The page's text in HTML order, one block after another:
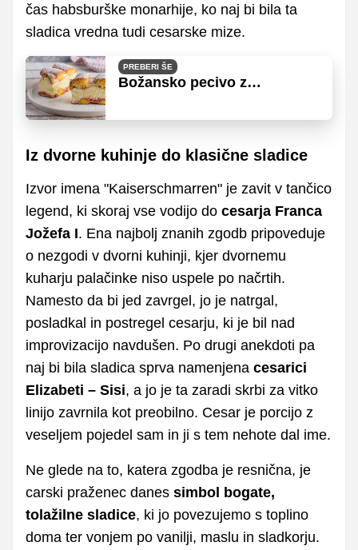
čas habsburške monarhije, ko naj bi bila ta
sladica vredna tudi cesarske mize.
PREBERI ŠE
Božansko pecivo z
Iz dvorne kuhinje do klasične sladice
Izvor imena "Kaiserschmarren" je zavit v tančico
legend, ki skoraj vse vodijo do cesarja Franca
Jožefa I. Ena najbolj znanih zgodb pripoveduje
o nezgodi v dvorni kuhinji, kjer dvornemu
kuharju palačinke niso uspele po načrtih.
Namesto da bi jed zavrgel, jo je natrgal,
posladkal in postregel cesarju, ki je bil nad
improvizacijo navdušen. Po drugi anekdoti pa
naj bi bila sladica sprva namenjena cesarici
Elizabeti – Sisi, a jo je ta zaradi skrbi za vitko
linijo zavrnila kot preobilno. Cesar je porcijo z
veseljem pojedel sam in ji s tem nehote dal ime.
Ne glede na to, katera zgodba je resnična, je
carski praženec danes simbol bogate,
tolažilne sladice, ki jo povezujemo s toplino
doma ter vonjem po vanilji, maslu in sladkorju.